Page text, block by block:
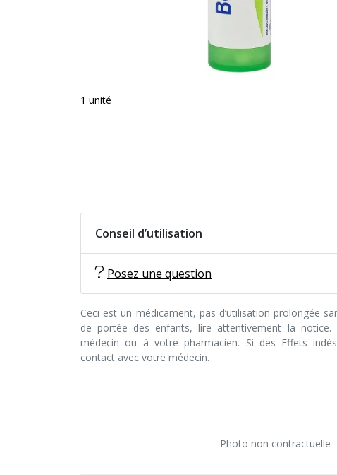
1 unité
Conseil d’utilisation
Posez une question
Ceci est un médicament, pas d’utilisation prolongée
de portée des enfants, lire attentivement la notice.
médecin ou à votre pharmacien. Si des Effets
contact avec votre médecin.
Photo non contractuelle